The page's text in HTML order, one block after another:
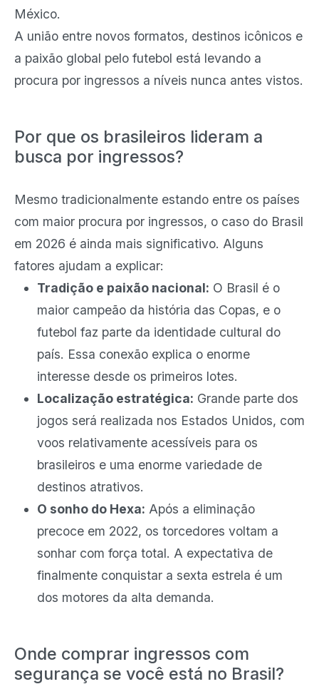
México.
A união entre novos formatos, destinos icônicos e
a paixão global pelo futebol está levando a
procura por ingressos a níveis nunca antes vistos.
Por que os brasileiros lideram a
busca por ingressos?
Mesmo tradicionalmente estando entre os países
com maior procura por ingressos, o caso do Brasil
em 2026 é ainda mais significativo. Alguns
fatores ajudam a explicar:
Tradição e paixão nacional: O Brasil é o
maior campeão da história das Copas, e o
futebol faz parte da identidade cultural do
país. Essa conexão explica o enorme
interesse desde os primeiros lotes.
Localização estratégica: Grande parte dos
jogos será realizada nos Estados Unidos, com
voos relativamente acessíveis para os
brasileiros e uma enorme variedade de
destinos atrativos.
O sonho do Hexa: Após a eliminação
precoce em 2022, os torcedores voltam a
sonhar com força total. A expectativa de
finalmente conquistar a sexta estrela é um
dos motores da alta demanda.
Onde comprar ingressos com
segurança se você está no Brasil?